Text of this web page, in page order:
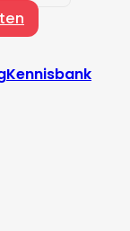
Kennisbank